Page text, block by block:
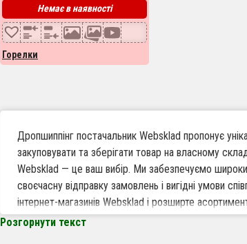
из 5
Немає в наявності
Горелки
Дропшиппінг постачальник Websklad пропонує
закуповувати та зберігати товар на власному
Websklad — це ваш вибір. Ми забезпечуємо
своєчасну відправку замовлень і вигідні умови
інтернет-магазинів Websklad і розширте
Розгорнути текст